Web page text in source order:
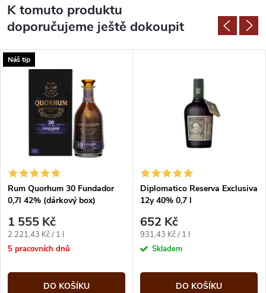
K tomuto produktu
doporučujeme ještě dokoupit
Náš tip
Rum Quorhum 30 Fundador
0,7l 42% (dárkový box)
1 555 Kč
Měrná
cena:
2 221,43 Kč / 1 l
5 pracovních dnů
DO KOŠÍKU
Diplomatico Reserva Exclusiva
12y 40% 0,7 l
652 Kč
Měrná
cena:
931,43 Kč / 1 l
Skladem
DO KOŠÍKU